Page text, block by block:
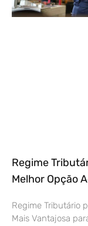
Regime
Melhor Opção
Regime Tributário
Mais Vantajosa